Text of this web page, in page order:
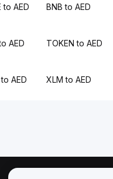
to AED BNB to AED
AED TOKEN to AED
AED XLM to AED